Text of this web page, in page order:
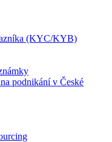
(KYC/KYB)
podnikání v České